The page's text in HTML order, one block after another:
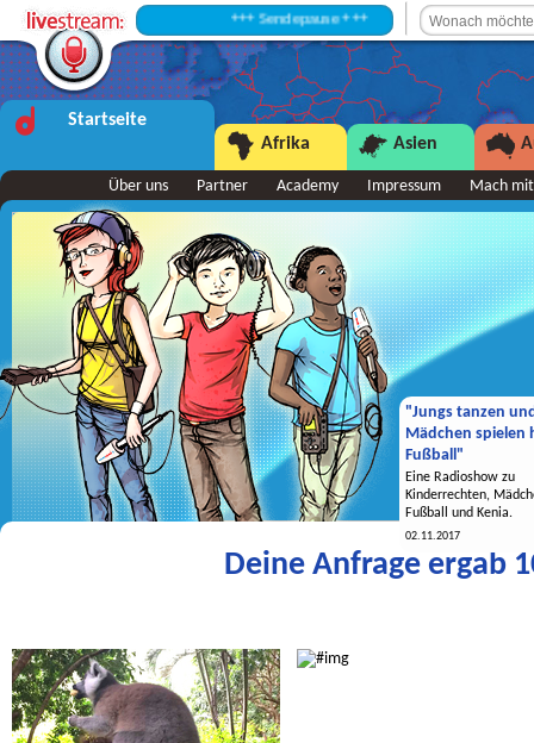
+++ Sendepause +++
Startseite
Afrika
Asien
Über uns Partner Academy Impressum Mach mit
"Jungs tanzen
Mädchen spielen
Fußball"
Eine Radioshow zu
Kinderrechten,
Fußball und Kenia.
02.11.2017
Deine Anfrage ergab